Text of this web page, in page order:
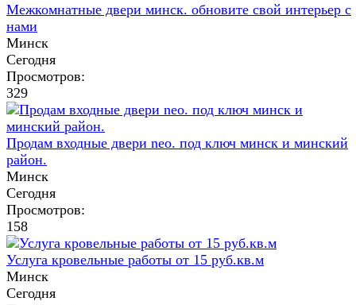
Межкомнатные двери минск. обновите свой интерьер с
нами
Минск
Сегодня
Просмотров:
329
Продам входные двери neo. под ключ минск и минский
район.
Минск
Сегодня
Просмотров:
158
Услуга кровельные работы от 15 руб.кв.м
Минск
Сегодня